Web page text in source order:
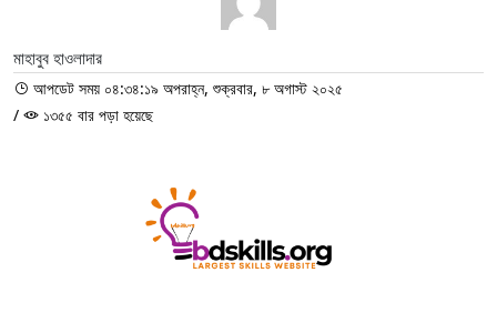
মাহাবুব হাওলাদার
আপডেট সময় ০৪:৩৪:১৯ অপরাহ্ন, শুক্রবার, ৮ অগাস্ট ২০২৫
/
১৩৫৫ বার পড়া হয়েছে